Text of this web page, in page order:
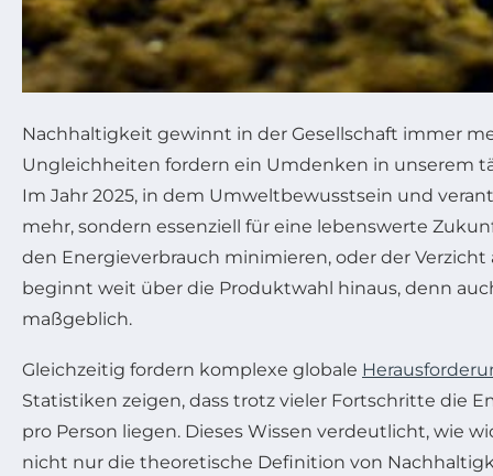
Nachhaltigkeit gewinnt in der Gesellschaft immer
Ungleichheiten fordern ein Umdenken in unserem
Im Jahr 2025, in dem Umweltbewusstsein und
mehr, sondern essenziell für eine lebenswerte
den Energieverbrauch minimieren, oder der
beginnt weit über die Produktwahl hinaus, denn
maßgeblich.
Gleichzeitig fordern komplexe globale
Statistiken zeigen, dass trotz vieler Fortschritte die
pro Person liegen. Dieses Wissen verdeutlicht, wie
nicht nur die theoretische Definition von